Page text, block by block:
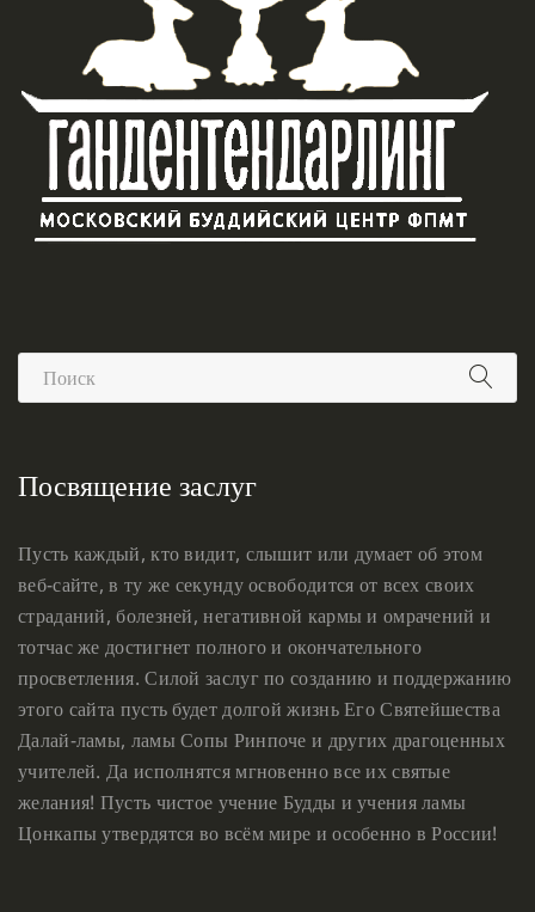
Посвящение заслуг
Пусть каждый, кто видит, слышит или думает об этом
веб-сайте, в ту же секунду освободится от всех своих
страданий, болезней, негативной кармы и омрачений и
тотчас же достигнет полного и окончательного
просветления. Силой заслуг по созданию и поддержанию
этого сайта пусть будет долгой жизнь Его Святейшества
Далай-ламы, ламы Сопы Ринпоче и других драгоценных
учителей. Да исполнятся мгновенно все их святые
желания! Пусть чистое учение Будды и учения ламы
Цонкапы утвердятся во всём мире и особенно в России!